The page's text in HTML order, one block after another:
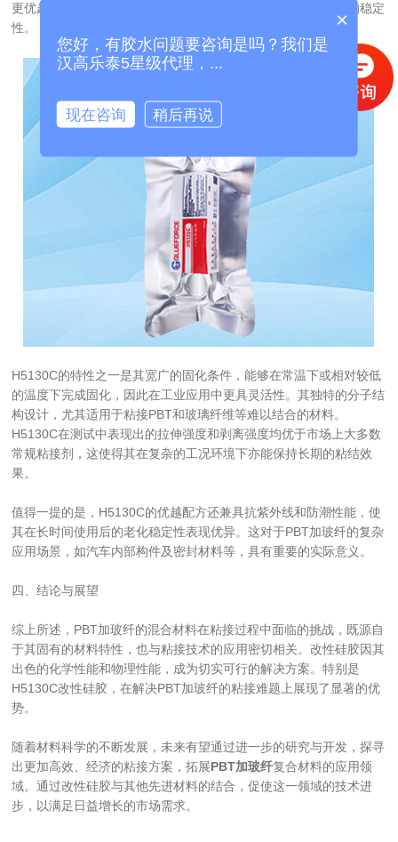
更优越的耐温性和耐环境性，使其在实际应用中表现出了良好的稳定
性。
H5130C的特性之一是其宽广的固化条件，能够在常温下或相对较低
的温度下完成固化，因此在工业应用中更具灵活性。其独特的分子结
构设计，尤其适用于粘接PBT和玻璃纤维等难以结合的材料。
H5130C在测试中表现出的拉伸强度和剥离强度均优于市场上大多数
常规粘接剂，这使得其在复杂的工况环境下亦能保持长期的粘结效
果。
值得一提的是，H5130C的优越配方还兼具抗紫外线和防潮性能，使
其在长时间使用后的老化稳定性表现优异。这对于PBT加玻纤的复杂
应用场景，如汽车内部构件及密封材料等，具有重要的实际意义。
四、结论与展望
综上所述，PBT加玻纤的混合材料在粘接过程中面临的挑战，既源自
于其固有的材料特性，也与粘接技术的应用密切相关。改性硅胶因其
出色的化学性能和物理性能，成为切实可行的解决方案。特别是
H5130C改性硅胶，在解决PBT加玻纤的粘接难题上展现了显著的优
势。
随着材料科学的不断发展，未来有望通过进一步的研究与开发，探寻
出更加高效、经济的粘接方案，拓展PBT加玻纤复合材料的应用领
域。通过改性硅胶与其他先进材料的结合，促使这一领域的技术进
步，以满足日益增长的市场需求。
×
您好，有胶水问题要咨询是吗？我们是
汉高乐泰5星级代理，...
现在咨询 稍后再说